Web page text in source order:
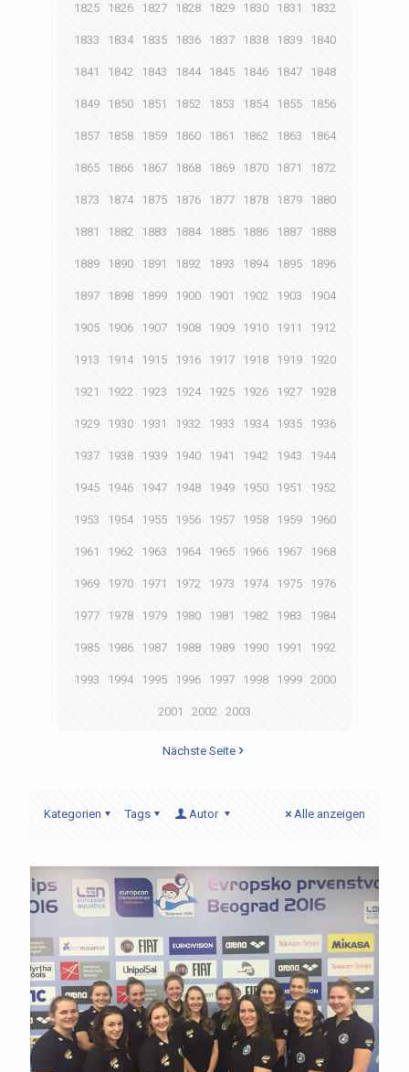
1825 1826 1827 1828 1829 1830 1831 1832
1833 1834 1835 1836 1837 1838 1839 1840
1841 1842 1843 1844 1845 1846 1847 1848
1849 1850 1851 1852 1853 1854 1855 1856
1857 1858 1859 1860 1861 1862 1863 1864
1865 1866 1867 1868 1869 1870 1871 1872
1873 1874 1875 1876 1877 1878 1879 1880
1881 1882 1883 1884 1885 1886 1887 1888
1889 1890 1891 1892 1893 1894 1895 1896
1897 1898 1899 1900 1901 1902 1903 1904
1905 1906 1907 1908 1909 1910 1911 1912
1913 1914 1915 1916 1917 1918 1919 1920
1921 1922 1923 1924 1925 1926 1927 1928
1929 1930 1931 1932 1933 1934 1935 1936
1937 1938 1939 1940 1941 1942 1943 1944
1945 1946 1947 1948 1949 1950 1951 1952
1953 1954 1955 1956 1957 1958 1959 1960
1961 1962 1963 1964 1965 1966 1967 1968
1969 1970 1971 1972 1973 1974 1975 1976
1977 1978 1979 1980 1981 1982 1983 1984
1985 1986 1987 1988 1989 1990 1991 1992
1993 1994 1995 1996 1997 1998 1999 2000
2001 2002 2003
Nächste Seite
Kategorien Tags Autor Alle anzeigen